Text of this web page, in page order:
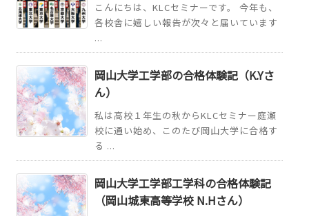
こんにちは、KLCセミナーです。 今年も、
各校舎に嬉しい報告が次々と届いています
...
岡山大学工学部の合格体験記（K.Yさ
ん）
私は高校１年生の秋からKLCセミナー庭瀬
校に通い始め、このたび岡山大学に合格す
る ...
岡山大学工学部工学科の合格体験記
（岡山城東高等学校 N.Hさん）